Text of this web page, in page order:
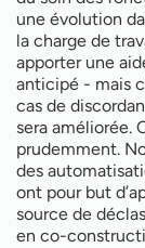
une évolution
la charge de
apporter une
anticipé - mais
cas de
sera améliorée.
prudemment.
des
ont pour but
source de
en co-